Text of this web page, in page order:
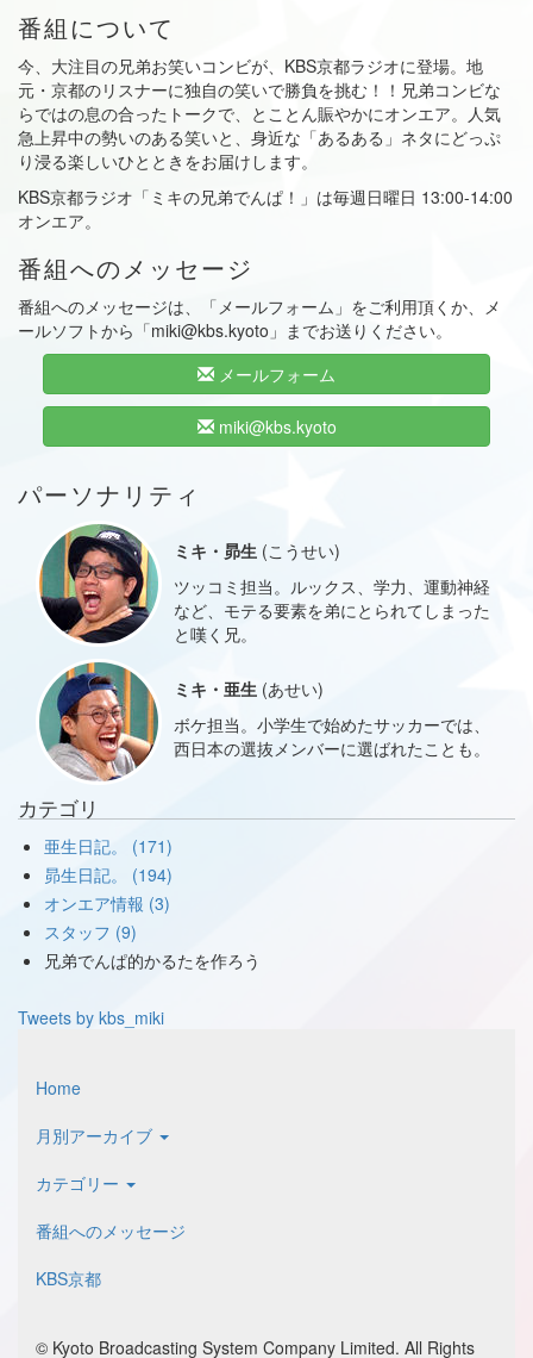
番組について
今、大注目の兄弟お笑いコンビが、KBS京都ラジオに登場。地
元・京都のリスナーに独自の笑いで勝負を挑む！！兄弟コンビな
らではの息の合ったトークで、とことん賑やかにオンエア。人気
急上昇中の勢いのある笑いと、身近な「あるある」ネタにどっぷ
り浸る楽しいひとときをお届けします。
KBS京都ラジオ「ミキの兄弟でんぱ！」は毎週日曜日 13:00-14:00
オンエア。
番組へのメッセージ
番組へのメッセージは、「メールフォーム」をご利用頂くか、メ
ールソフトから「miki@kbs.kyoto」までお送りください。
メールフォーム
miki@kbs.kyoto
パーソナリティ
ミキ・昴生 (こうせい)
ツッコミ担当。ルックス、学力、運動神経
など、モテる要素を弟にとられてしまった
と嘆く兄。
ミキ・亜生 (あせい)
ボケ担当。小学生で始めたサッカーでは、
西日本の選抜メンバーに選ばれたことも。
カテゴリ
亜生日記。 (171)
昴生日記。 (194)
オンエア情報 (3)
スタッフ (9)
兄弟でんぱ的かるたを作ろう
Tweets by kbs_miki
Home
月別アーカイブ
カテゴリー
番組へのメッセージ
KBS京都
© Kyoto Broadcasting System Company Limited. All Rights